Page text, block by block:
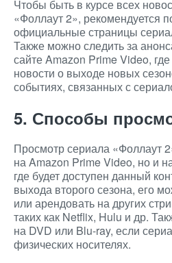
Чтобы быть в курсе всех
«Фоллаут 2», рекомендуется
официальные страницы
Также можно следить за
сайте Amazon Prime Video, где
новости о выходе новых
событиях, связанных с
5. Способы
Просмотр сериала «Фоллаут
на Amazon Prime Video, но и
где будет доступен данный
выхода второго сезона, его
или арендовать на других
таких как Netflix, Hulu и др.
на DVD или Blu-ray, если
физических носителях.